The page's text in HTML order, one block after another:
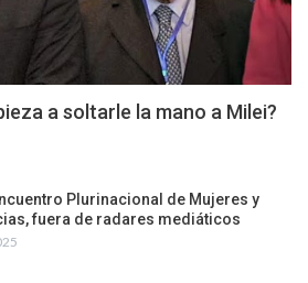
a soltarle la mano a Milei?
Plurinacional de Mujeres y
fuera de radares mediáticos